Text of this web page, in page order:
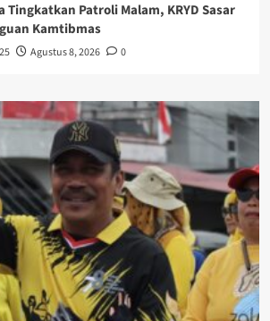
Tingkatkan Patroli Malam, KRYD Sasar
Kamtibmas
Agustus 8, 2026 0